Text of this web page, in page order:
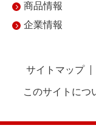
商品情報
企業情報
サイトマップ
このサイトにつ